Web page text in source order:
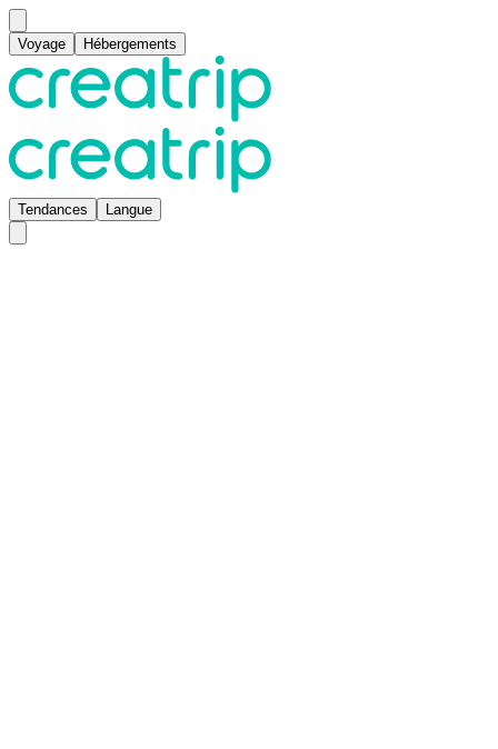
Voyage Hébergements
Tendances Langue